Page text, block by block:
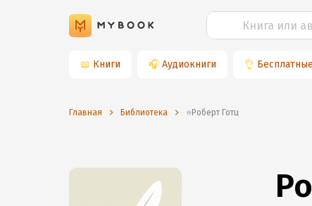
📖 Книги 🎧 Аудиокниги 👌
Главная Библиотека ⭐️Роберт Готц